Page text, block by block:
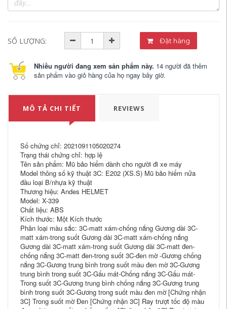
SỐ LƯỢNG: Đặt hàng
Nhiều người đang xem sản phẩm này. 14 người đã thêm
sản phẩm vào giỏ hàng của họ ngay bây giờ.
MÔ TẢ CHI TIẾT REVIEWS
Số chứng chỉ: 2021091105020274
Trạng thái chứng chỉ: hợp lệ
Tên sản phẩm: Mũ bảo hiểm dành cho người đi xe máy
Model thông số kỹ thuật 3C: E202 (XS.S) Mũ bảo hiểm nửa
đầu loại B/nhựa kỹ thuật
Thương hiệu: Andes HELMET
Model: X-339
Chất liệu: ABS
Kích thước: Một Kích thước
Phân loại màu sắc: 3C-matt xám-chống nắng Gương dài 3C-
matt xám-trong suốt Gương dài 3C-matt xám-chống nắng
Gương dài 3C-matt xám-trong suốt Gương dài 3C-matt đen-
chống nắng 3C-matt đen-trong suốt 3C-đen mờ -Gương chống
nắng 3C-Gương trung bình trong suốt màu đen mờ 3C-Gương
trung bình trong suốt 3C-Gấu mát-Chống nắng 3C-Gấu mát-
Trong suốt 3C-Gương trung bình chống nắng 3C-Gương trung
bình trong suốt 3C-Gương trong suốt màu đen mờ [Chứng nhận
3C] Trong suốt mờ Đen [Chứng nhận 3C] Ray trượt tốc độ màu